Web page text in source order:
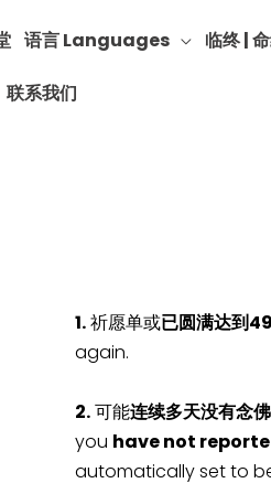
语言 Languages 临终 |
联系我们
1.祈愿单或已圆满达到
again.
2.可能连续多天没有念
you have not
automatically set to